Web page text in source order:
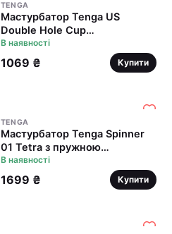
TENGA
Мастурбатор Tenga US
Double Hole Cup
(двосторонній великий) з
двома незалежними
каналами
В наявності
1069 ₴ Купити
TENGA
Мастурбатор Tenga Spinner
01 Tetra з пружною
стимулювальною спіраллю
всередині, ніжна спіраль
В наявності
1699 ₴ Купити